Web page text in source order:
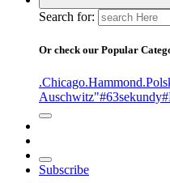
Search for:
Or check our Popular
.Chicago.Hammond
Auschwitz"#63sekundy
Subscribe